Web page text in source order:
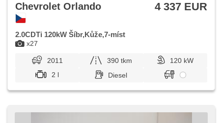
x27
Chevrolet Orlando 4 337 EUR
2.0CDTi 120kW Šíbr,Kůže,7-míst
2011 390 tkm
120 kW
2 l
Diesel